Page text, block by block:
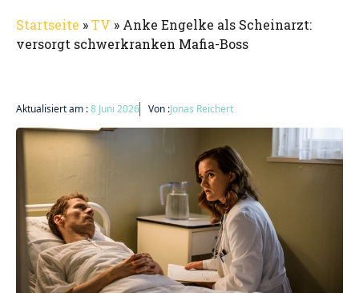
Startseite »TV » Anke Engelke als Scheinarzt:
versorgt schwerkranken Mafia-Boss
Aktualisiert am :8 Juni 2026 Von :Jonas Reichert